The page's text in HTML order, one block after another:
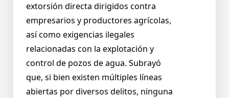
extorsión directa dirigidos contra
empresarios y productores agrícolas,
así como exigencias ilegales
relacionadas con la explotación y
control de pozos de agua. Subrayó
que, si bien existen múltiples líneas
abiertas por diversos delitos, ninguna